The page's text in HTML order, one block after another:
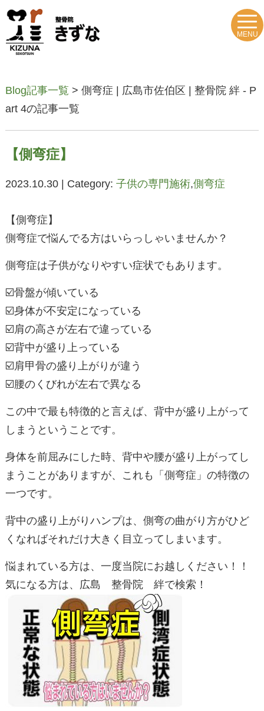
MENU
Blog記事一覧 > 側弯症 | 広島市佐伯区 | 整骨院 絆 - P
art 4の記事一覧
【側弯症】
2023.10.30 | Category: 子供の専門施術,側弯症
【側弯症】
側弯症で悩んでる方はいらっしゃいませんか？
側弯症は子供がなりやすい症状でもあります。
☑️骨盤が傾いている
☑️身体が不安定になっている
☑️肩の高さが左右で違っている
☑️背中が盛り上っている
☑️肩甲骨の盛り上がりが違う
☑️腰のくびれが左右で異なる
この中で最も特徴的と言えば、背中が盛り上がって
しまうということです。
身体を前屈みにした時、背中や腰が盛り上がってし
まうことがありますが、これも「側弯症」の特徴の
一つです。
背中の盛り上がりハンプは、側弯の曲がり方がひど
くなればそれだけ大きく目立ってしまいます。
悩まれている方は、一度当院にお越しください！！
気になる方は、広島 整骨院 絆で検索！